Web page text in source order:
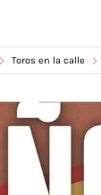
Toros en la calle